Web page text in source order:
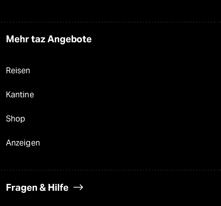
Mehr taz Angebote
Reisen
Kantine
Shop
Anzeigen
Fragen & Hilfe